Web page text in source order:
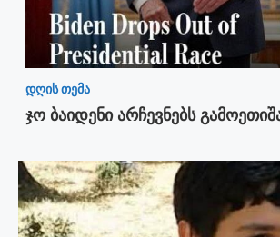
დღის თემა
ჯო ბაიდენი არჩევნებს